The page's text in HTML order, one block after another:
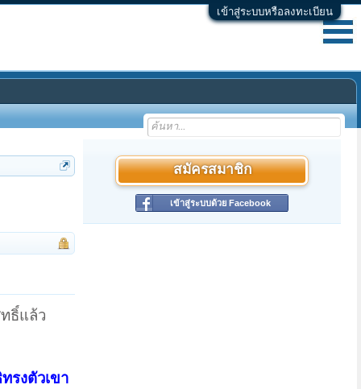
เข้าสู่ระบบหรือลงทะเบียน
ธิ์แล้ว
รงตัวเขา
สมัครสมาชิก
เข้าสู่ระบบด้วย Facebook